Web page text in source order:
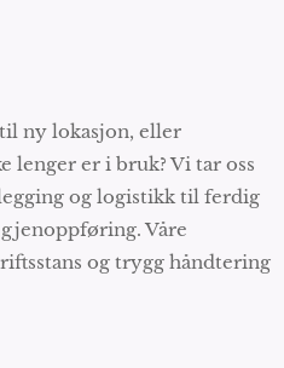
ny lokasjon, eller
lenger er i bruk? Vi tar oss
og logistikk til ferdig
Våre
og trygg håndtering